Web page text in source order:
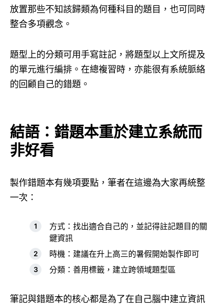
放置那些不知該歸類為何種科目的題目，也可同時
整合多項觀念。
題型上的分類可用手寫註記，將題型以上文所提及
的單元進行編排。在總複習時，亦能很有系統脈絡
的回顧自己的錯題。
結語：錯題本重於建立系統而
非好看
製作錯題本有幾項要點，筆者在這邊為大家再統整
一次：
方式：找出適合自己的，並記得註記題目的關
鍵資訊
時機：建議在升上高三的暑假開始製作即可
分類：善用標籤，建立跨領域題型區
筆記與錯題本的核心都是為了在自己腦中建立資訊